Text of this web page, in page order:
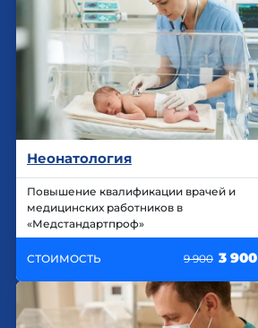
Неонатология
Повышение квалификации врачей и
медицинских работников в
«Медстандартпроф»
СТОИМОСТЬ 9 900 3 900